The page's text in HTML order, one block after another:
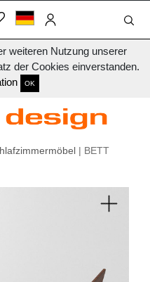
weiteren Nutzung unserer
der Cookies einverstanden.
OK
| BETT